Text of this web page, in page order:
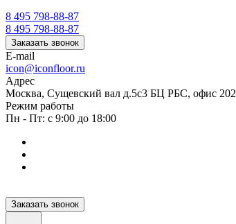
8 495 798-88-87
8 495 798-88-87
Заказать звонок
E-mail
icon@iconfloor.ru
Адрес
Москва, Сущевский вал д.5с3 БЦ РБС, офис 202
Режим работы
Пн - Пт: с 9:00 до 18:00
Заказать звонок